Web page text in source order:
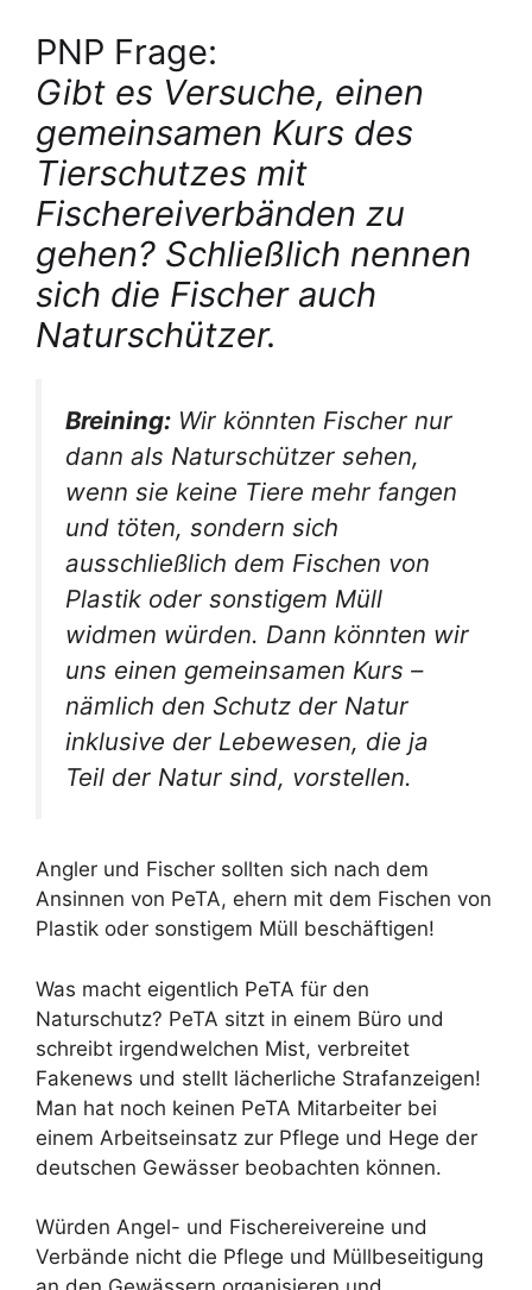
PNP Frage:
Gibt es Versuche, einen
gemeinsamen Kurs des
Tierschutzes mit
Fischereiverbänden zu
gehen? Schließlich nennen
sich die Fischer auch
Naturschützer.
Breining: Wir könnten Fischer nur
dann als Naturschützer sehen,
wenn sie keine Tiere mehr fangen
und töten, sondern sich
ausschließlich dem Fischen von
Plastik oder sonstigem Müll
widmen würden. Dann könnten wir
uns einen gemeinsamen Kurs –
nämlich den Schutz der Natur
inklusive der Lebewesen, die ja
Teil der Natur sind, vorstellen.
Angler und Fischer sollten sich nach dem
Ansinnen von PeTA, ehern mit dem Fischen von
Plastik oder sonstigem Müll beschäftigen!
Was macht eigentlich PeTA für den
Naturschutz? PeTA sitzt in einem Büro und
schreibt irgendwelchen Mist, verbreitet
Fakenews und stellt lächerliche Strafanzeigen!
Man hat noch keinen PeTA Mitarbeiter bei
einem Arbeitseinsatz zur Pflege und Hege der
deutschen Gewässer beobachten können.
Würden Angel- und Fischereivereine und
Verbände nicht die Pflege und Müllbeseitigung